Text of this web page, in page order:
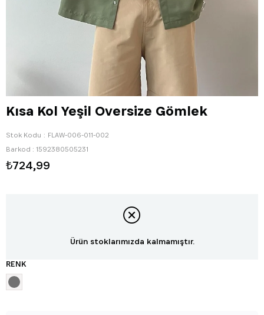
Kısa Kol Yeşil Oversize Gömlek
Stok Kodu
FLAW-006-011-002
Barkod : 1592380505231
₺724,99
Ürün stoklarımızda kalmamıştır.
RENK